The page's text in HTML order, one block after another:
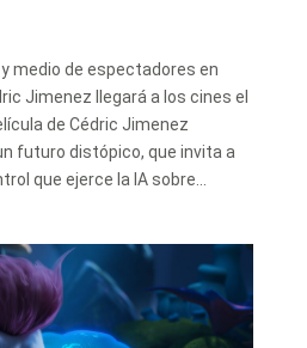
medio de espectadores en
Jimenez llegará a los cines el
de Cédric Jimenez
futuro distópico, que invita a
que ejerce la IA sobre...